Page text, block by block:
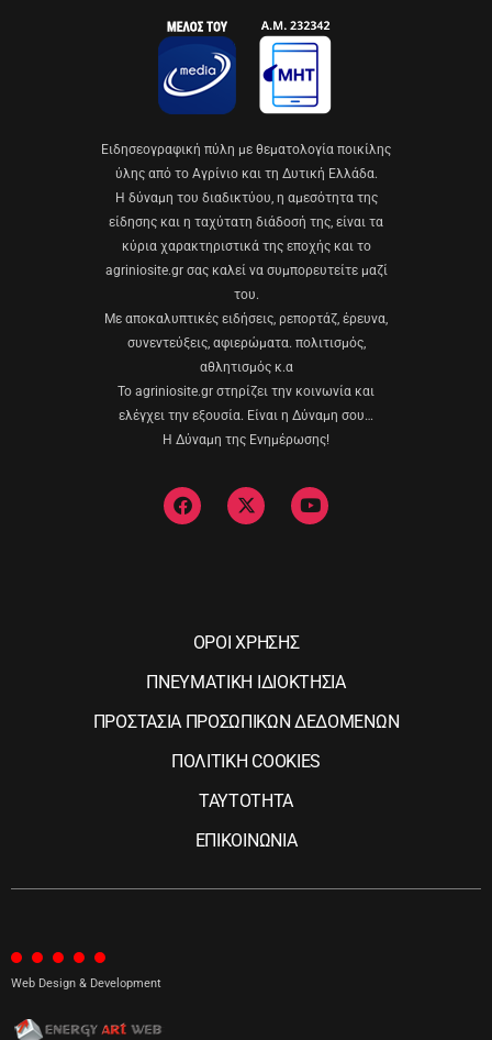
Eιδησεογραφική πύλη με θεματολογία ποικίλης
ύλης από το Αγρίνιο και τη Δυτική Ελλάδα.
Η δύναμη του διαδικτύου, η αμεσότητα της
είδησης και η ταχύτατη διάδοσή της, είναι τα
κύρια χαρακτηριστικά της εποχής και το
agriniosite.gr σας καλεί να συμπορευτείτε μαζί
του.
Με αποκαλυπτικές ειδήσεις, ρεπορτάζ, έρευνα,
συνεντεύξεις, αφιερώματα. πολιτισμός,
αθλητισμός κ.α
Το agriniosite.gr στηρίζει την κοινωνία και
ελέγχει την εξουσία. Είναι η Δύναμη σου…
Η Δύναμη της Ενημέρωσης!
ΟΡΟΙ ΧΡΗΣΗΣ
ΠΝΕΥΜΑΤΙΚΗ ΙΔΙΟΚΤΗΣΙΑ
ΠΡΟΣΤΑΣΙΑ ΠΡΟΣΩΠΙΚΩΝ ΔΕΔΟΜΕΝΩΝ
ΠΟΛΙΤΙΚΗ COOKIES
ΤΑΥΤΟΤΗΤΑ
ΕΠΙΚΟΙΝΩΝΙΑ
Web Design & Development